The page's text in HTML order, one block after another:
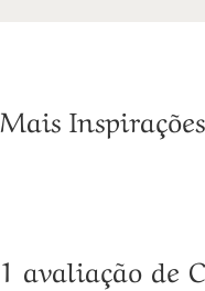
Mais Inspirações
1 avaliação de